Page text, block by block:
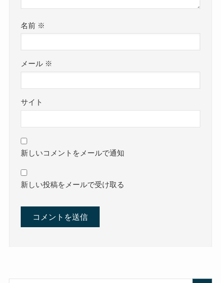
名前 ※
メール ※
サイト
新しいコメントをメールで通知
新しい投稿をメールで受け取る